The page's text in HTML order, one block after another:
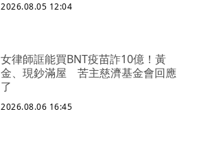
2026.08.05 12:04
女律師誆能買BNT疫苗詐10億！黃
金、現鈔滿屋 苦主慈濟基金會回應
了
2026.08.06 16:45